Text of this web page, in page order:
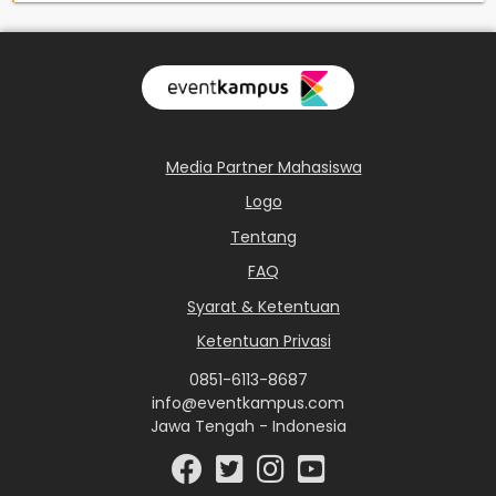
Media Partner Mahasiswa
Logo
Tentang
FAQ
Syarat & Ketentuan
Ketentuan Privasi
0851-6113-8687
info@eventkampus.com
Jawa Tengah - Indonesia